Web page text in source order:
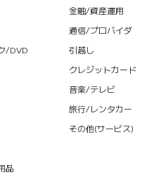
/DVD
品
金融/資産運用
通信/プロバイダ
引越し
クレジットカード
音楽/テレビ
旅行/レンタカー
その他(サービス)